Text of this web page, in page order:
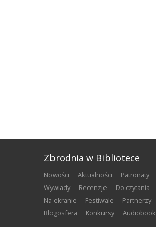
Zbrodnia w Bibliotece
nowości aktualności
patronaty
wywiady
recenzje
do czytania
na ekranie
festiwale
partnerzy
blogosfera
konkursy audiobook